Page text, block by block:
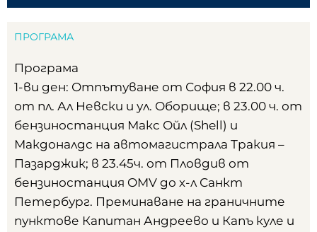
ПРОГРАМА
Програма
1-ви ден: Отпътуване от София в 22.00 ч.
от пл. Ал Невски и ул. Оборище; в 23.00 ч. от
бензиностанция Макс Ойл (Shell) и
Макдоналдс на автомагистрала Тракия –
Пазарджик; в 23.45ч. от Пловдив от
бензиностанция OMV до х-л Санкт
Петербург. Преминаване на граничните
пунктове Капитан Андреево и Капъ куле и